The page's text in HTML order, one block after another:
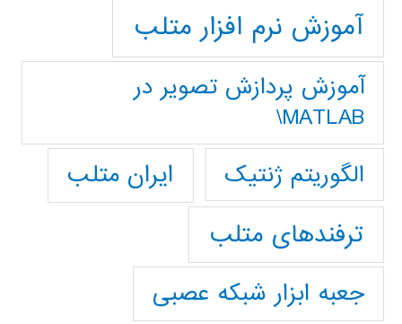
آموزش نرم افزار متلب
آموزش پردازش تصوير در
MATLAB\
الگوریتم ژنتیک
ایران متلب
ترفندهای متلب
جعبه ابزار شبکه عصبی